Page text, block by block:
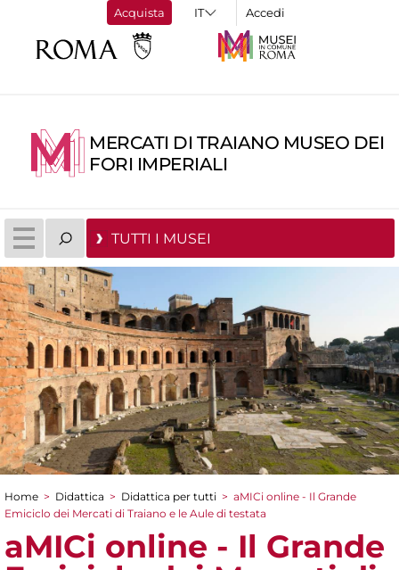
Acquista Accedi
MERCATI DI TRAIANO MUSEO DEI
FORI IMPERIALI
TUTTI I MUSEI
Tu sei qui
Home > Didattica > Didattica per tutti > aMICi online - Il Grande
Emiciclo dei Mercati di Traiano e le Aule di testata
aMICi online - Il Grande